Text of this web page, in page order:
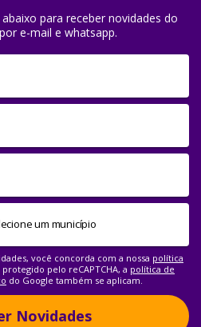
para receber novidades do
e-mail e whatsapp.
você concorda com a nossa política
pelo reCAPTCHA, a política de
do Google também se aplicam.
Novidades